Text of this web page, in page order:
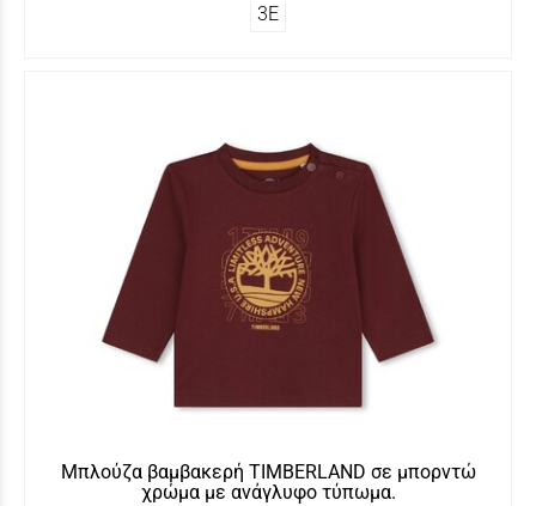
3Ε
Μπλούζα βαμβακερή TIMBERLAND σε μπορντώ
χρώμα με ανάγλυφο τύπωμα.